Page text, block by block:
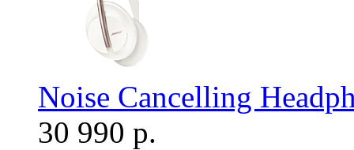
Noise Cancelling
30 990 р.